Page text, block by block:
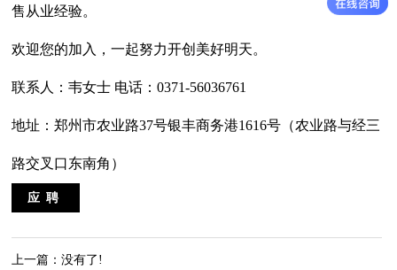
售从业经验。
欢迎您的加入，一起努力开创美好明天。
联系人：韦女士 电话：0371-56036761
地址：郑州市农业路37号银丰商务港1616号（农业路与经三
路交叉口东南角）
应聘
上一篇：没有了!